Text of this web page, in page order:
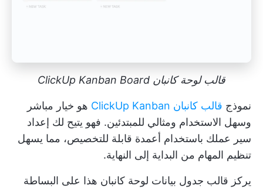
قالب لوحة كانبان ClickUp Kanban Board
نموذج قالب كانبان ClickUp Kanban
هو خيار مباشر
وسهل الاستخدام ومثالي للمبتدئين. فهو يتيح لك إعداد
سير عملك باستخدام أعمدة قابلة للتخصيص، مما يسهل
تنظيم المهام من البداية إلى النهاية.
يركز قالب جدول بيانات لوحة كانبان هذا على البساطة